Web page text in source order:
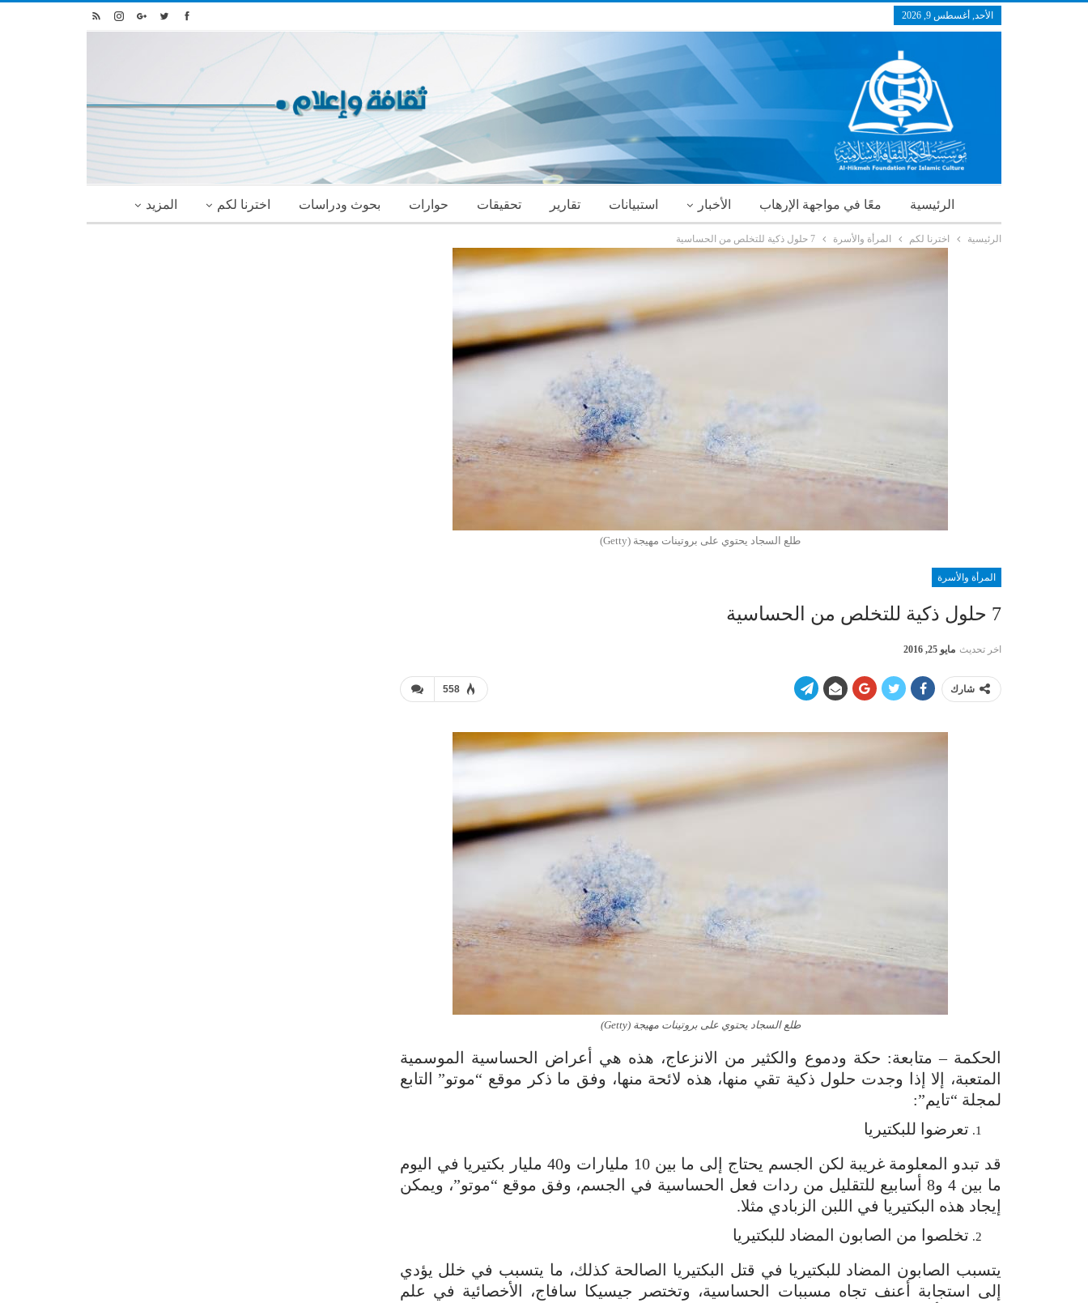
الأحد, أغسطس 9, 2026
الرئيسية معًا في مواجهة الإرهاب الأخبار استبيانات تقارير تحقيقات حوارات بحوث ودراسات اخترنا لكم المزيد
الرئيسية اخترنا لكم المرأة والأسرة 7 حلول ذكية للتخلص من الحساسية
طلع السجاد يحتوي على بروتينات مهيجة (Getty)
المرأة والأسرة
7 حلول ذكية للتخلص من الحساسية
اخر تحديث مايو 25, 2016
558 شارك
طلع السجاد يحتوي على بروتينات مهيجة (Getty)
الحكمة – متابعة: حكة ودموع والكثير من الانزعاج، هذه هي أعراض الحساسية الموسمية
المتعبة، إلا إذا وجدت حلول ذكية تقي منها، هذه لائحة منها، وفق ما ذكر موقع “موتو” التابع
لمجلة “تايم”:
تعرضوا للبكتيريا
قد تبدو المعلومة غريبة لكن الجسم يحتاج إلى ما بين 10 مليارات و40 مليار بكتيريا في اليوم
ما بين 4 و8 أسابيع للتقليل من ردات فعل الحساسية في الجسم، وفق موقع “موتو”، ويمكن
إيجاد هذه البكتيريا في اللبن الزبادي مثلا.
تخلصوا من الصابون المضاد للبكتيريا
يتسبب الصابون المضاد للبكتيريا في قتل البكتيريا الصالحة كذلك، ما يتسبب في خلل يؤدي
إلى استجابة أعنف تجاه مسببات الحساسية، وتختصر جيسيكا سافاج، الأخصائية في علم